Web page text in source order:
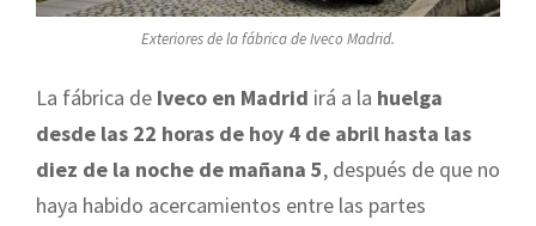
Exteriores de la fábrica de Iveco Madrid.
La fábrica de Iveco en Madrid irá a la huelga
desde las 22 horas de hoy 4 de abril hasta las
diez de la noche de mañana 5, después de que no
haya habido acercamientos entre las partes